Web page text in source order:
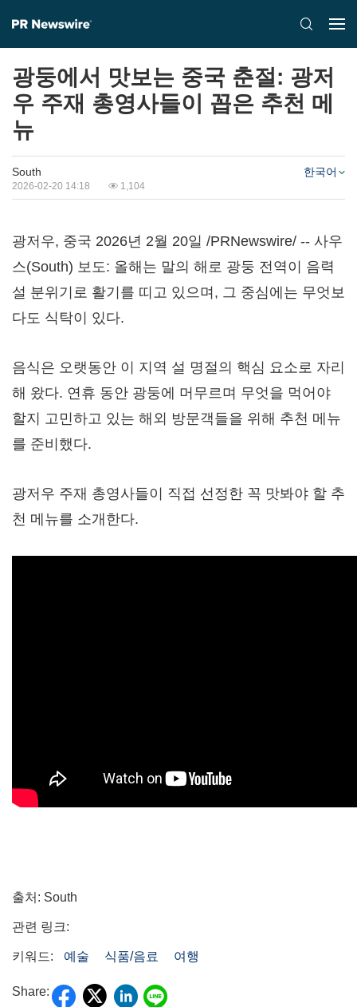
광둥에서 맛보는 중국 춘절: 광저
우 주재 총영사들이 꼽은 추천 메
뉴
South
2026-02-20 14:18 1,104
한국어
광저우, 중국 2026년 2월 20일 /PRNewswire/ -- 사우
스(South) 보도: 올해는 말의 해로 광둥 전역이 음력
설 분위기로 활기를 띠고 있으며, 그 중심에는 무엇보
다도 식탁이 있다.
음식은 오랫동안 이 지역 설 명절의 핵심 요소로 자리
해 왔다. 연휴 동안 광둥에 머무르며 무엇을 먹어야
할지 고민하고 있는 해외 방문객들을 위해 추천 메뉴
를 준비했다.
광저우 주재 총영사들이 직접 선정한 꼭 맛봐야 할 추
천 메뉴를 소개한다.
출처: South
관련 링크:
키워드: 예술 식품/음료 여행
Share: